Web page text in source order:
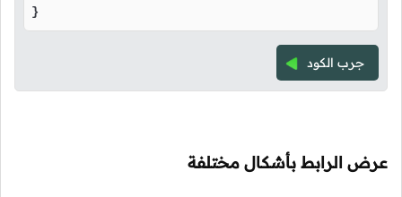
}
جرب الكود
عرض الرابط بأشكال مختلفة